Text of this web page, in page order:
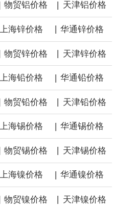
广钢气体与韩国头部工业气体服务商
战略合作协议。双方将建立常态化技术
动技术方案在海外高端产线完成验证与
回购操作，投标量10亿元，中标量10亿
物贸铝价格 | 天津铝价格
上海锌价格 华通锌价格
物贸锌价格 | 天津锌价格
上海铅价格 | 华通铅价格
物贸铅价格 天津铅价格
上海锡价格 | 华通锡价格
物贸锡价格 天津锡价格
上海镍价格 | 华通镍价格
物贸镍价格 | 天津镍价格